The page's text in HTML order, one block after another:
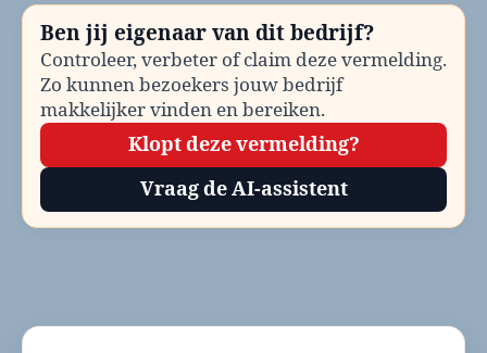
en
Ben jij eigenaar van dit bedrijf?
Controleer, verbeter of claim deze vermelding.
Zo kunnen bezoekers jouw bedrijf
makkelijker vinden en bereiken.
Klopt deze vermelding?
Vraag de AI-assistent